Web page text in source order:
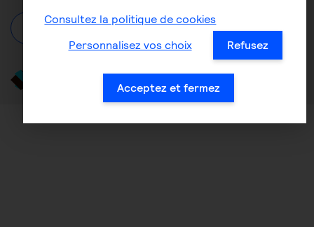
À propos Se connecter / S'inscrire
Consultez la politique de cookies
Personnalisez vos choix
Refusez
Acceptez et fermez